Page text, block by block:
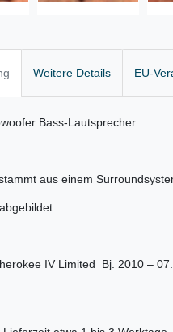
Weitere Details EU-
Bass-Lautsprecher
aus einem
IV Limited Bj. 2010 –